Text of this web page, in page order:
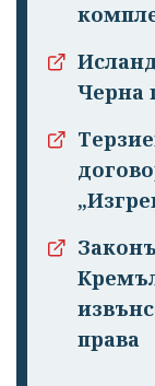
Черна
права